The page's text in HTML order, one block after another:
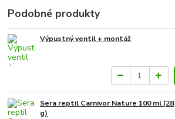
Podobné produkty
Výpustný ventil + montáž
Sera reptil Carnivor Nature 100 ml (28
g)